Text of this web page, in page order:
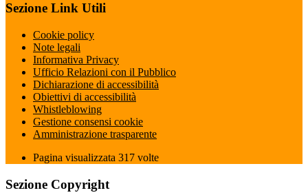
Sezione Link Utili
Cookie policy
Note legali
Informativa Privacy
Ufficio Relazioni con il Pubblico
Dichiarazione di accessibilità
Obiettivi di accessibilità
Whistleblowing
Gestione consensi cookie
Amministrazione trasparente
Pagina visualizzata 317 volte
Sezione Copyright